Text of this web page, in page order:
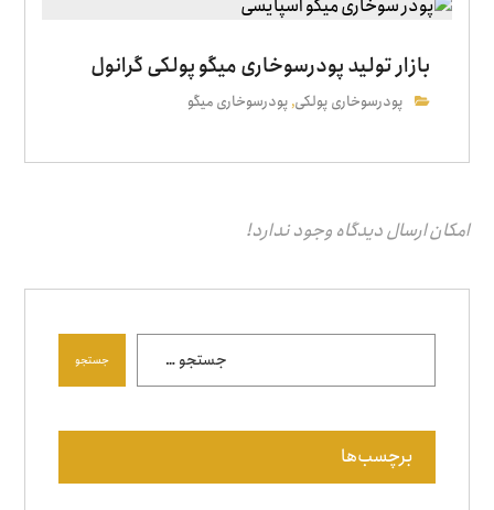
بازار تولید پودرسوخاری میگو پولکی گرانول
پودرسوخاری پولکی,پودرسوخاری میگو
امکان ارسال دیدگاه وجود ندارد!
جستجو
برچسب‌ها